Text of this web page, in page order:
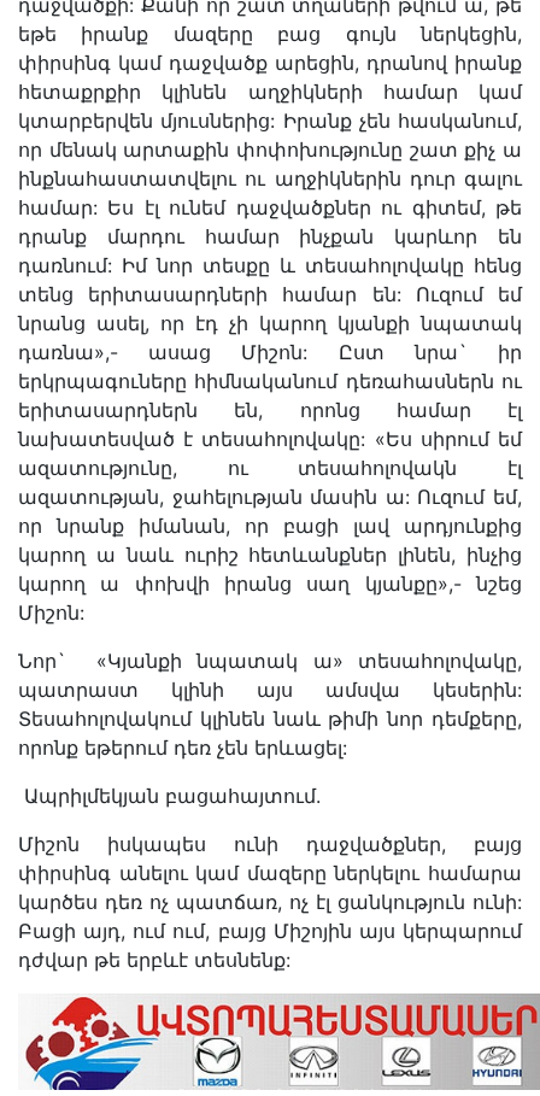
դաջվածքի: Քանի որ շատ տղաների թվում ա, թե
եթե իրանք մազերը բաց գույն ներկեցին,
փիրսինգ կամ դաջվածք արեցին, դրանով իրանք
հետաքրքիր կլինեն աղջիկների համար կամ
կտարբերվեն մյուսներից: Իրանք չեն հասկանում,
որ մենակ արտաքին փոփոխությունը շատ քիչ ա
ինքնահաստատվելու ու աղջիկներին դուր գալու
համար: Ես էլ ունեմ դաջվածքներ ու գիտեմ, թե
դրանք մարդու համար ինչքան կարևոր են
դառնում: Իմ նոր տեսքը և տեսահոլովակը հենց
տենց երիտասարդների համար են: Ուզում եմ
նրանց ասել, որ էդ չի կարող կյանքի նպատակ
դառնա»,- ասաց Միշոն: Ըստ նրա` իր
երկրպագուները հիմնականում դեռահասներն ու
երիտասարդներն են, որոնց համար էլ
նախատեսված է տեսահոլովակը: «Ես սիրում եմ
ազատությունը, ու տեսահոլովակն էլ
ազատության, ջահելության մասին ա: Ուզում եմ,
որ նրանք իմանան, որ բացի լավ արդյունքից
կարող ա նաև ուրիշ հետևանքներ լինեն, ինչից
կարող ա փոխվի իրանց սաղ կյանքը»,- նշեց
Միշոն:
Նոր` «Կյանքի նպատակ ա» տեսահոլովակը,
պատրաստ կլինի այս ամսվա կեսերին:
Տեսահոլովակում կլինեն նաև թիմի նոր դեմքերը,
որոնք եթերում դեռ չեն երևացել:
Ապրիլմեկյան բացահայտում.
Միշոն իսկապես ունի դաջվածքներ, բայց
փիրսինգ անելու կամ մազերը ներկելու համարա
կարծես դեռ ոչ պատճառ, ոչ էլ ցանկություն ունի:
Բացի այդ, ում ում, բայց Միշոյին այս կերպարում
դժվար թե երբևէ տեսնենք: